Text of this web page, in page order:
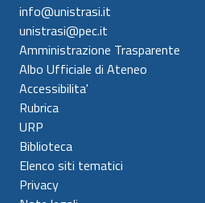
info@unistrasi.it
unistrasi@pec.it
Amministrazione Trasparente
Albo Ufficiale di Ateneo
Accessibilita'
Rubrica
URP
Biblioteca
Elenco siti tematici
Privacy